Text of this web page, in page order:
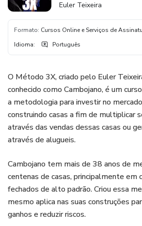
Euler Teixeira
Formato: Cursos Online e Serviços de
Idioma: Português
O Método 3X, criado pelo Euler
conhecido como Cambojano, é um
a metodologia para investir no
construindo casas a fim de multiplicar
através das vendas dessas casas ou
através de alugueis.
Cambojano tem mais de 38 anos de
centenas de casas, principalmente em
fechados de alto padrão. Criou essa
mesmo aplica nas suas construções
ganhos e reduzir riscos.